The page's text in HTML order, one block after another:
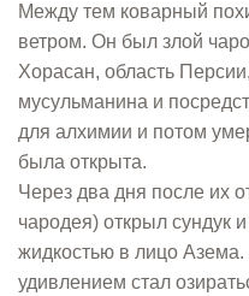
Между тем коварный
ветром. Он был злой
Хорасан, область
мусульманина и
для алхимии и потом
была открыта.
Через два дня после их
чародея) открыл сундук
жидкостью в лицо Азема.
удивлением стал